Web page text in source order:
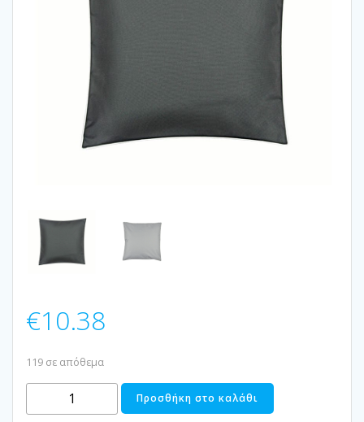
€10.38
119 σε απόθεμα
ΜΑΞΙΛΑΡΙ-
ΚΑΛΥΜΜΑ
Προσθήκη στο καλάθι